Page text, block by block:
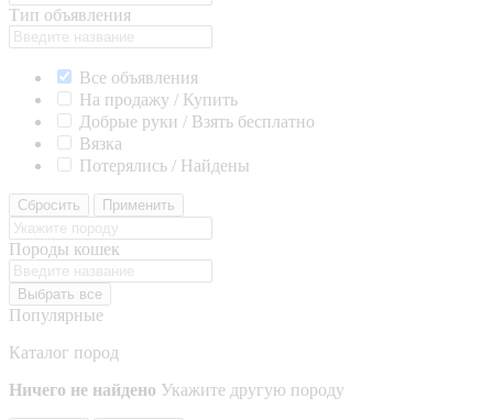
Тип объявления
Все объявления
На продажу / Купить
Добрые руки / Взять бесплатно
Вязка
Потерялись / Найдены
Сбросить Применить
Породы кошек
Выбрать все
Популярные
Каталог пород
Ничего не найдено Укажите другую породу